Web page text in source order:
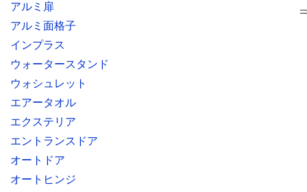
アルミ扉
アルミ面格子
インプラス
ウォータースタンド
ウォシュレット
エアータオル
エクステリア
エントランスドア
オートドア
オートヒンジ